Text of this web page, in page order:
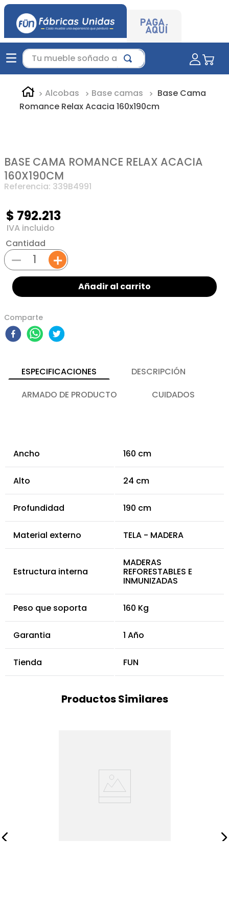
Tu mueble soñado aquí...
Alcobas Base camas
Base Cama
Romance Relax Acacia 160x190cm
BASE CAMA ROMANCE RELAX ACACIA
160X190CM
Referencia: 339B4991
$ 792.213
Cantidad
＋
－
Añadir al carrito
Comparte
ESPECIFICACIONES
DESCRIPCIÓN
ARMADO DE PRODUCTO
CUIDADOS
Ancho 160 cm
Alto 24 cm
Profundidad 190 cm
Material externo TELA - MADERA
Estructura interna
MADERAS
REFORESTABLES E
INMUNIZADAS
Peso que soporta 160 Kg
Garantia 1 Año
Tienda FUN
Productos Similares